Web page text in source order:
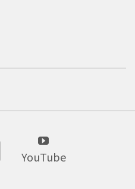
YouTube